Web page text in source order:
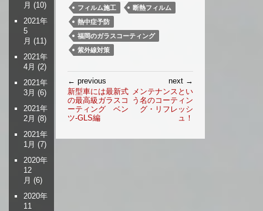
フィルム施工
断熱フィルム
熱中症予防
福岡のガラスコーティング
紫外線対策
稿
ナ
ビ
ー
← previous
新型車には最新式
の最高級ガラスコ
ーティング ベン
ツ-GLS編
next →
メンテナンスとい
う名のコーティン
グ・リフレッシ
ュ！
月 (10)
2021年
5
月 (11)
2021年
4月 (2)
2021年
3月 (6)
2021年
2月 (8)
2021年
1月 (7)
2020年
12
月 (6)
2020年
11